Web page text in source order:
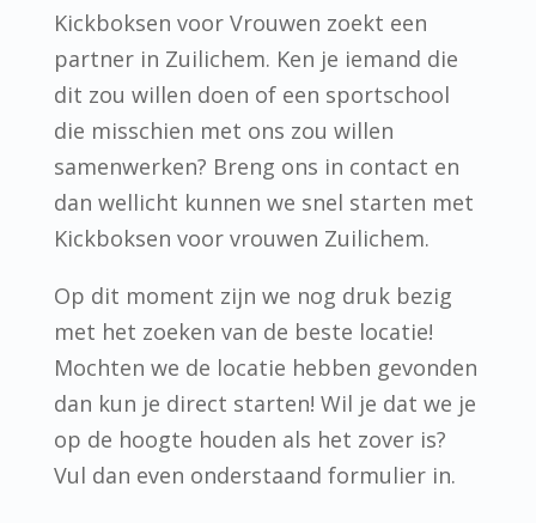
Kickboksen voor Vrouwen zoekt een
partner in Zuilichem. Ken je iemand die
dit zou willen doen of een sportschool
die misschien met ons zou willen
samenwerken? Breng ons in contact en
dan wellicht kunnen we snel starten met
Kickboksen voor vrouwen Zuilichem.
Op dit moment zijn we nog druk bezig
met het zoeken van de beste locatie!
Mochten we de locatie hebben gevonden
dan kun je direct starten! Wil je dat we je
op de hoogte houden als het zover is?
Vul dan even onderstaand formulier in.